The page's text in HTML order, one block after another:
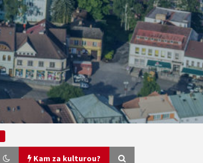
Kam za kulturou?